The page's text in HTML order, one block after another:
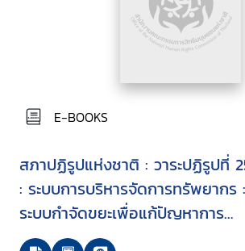
E-BOOKS
สภาปฏิรูปแห่งชาติ : วาระปฏิรูปที่
: ระบบการบริหารจัดการทรัพยากร :
ระบบกำจัดขยะเพื่อแก้ปัญหาการ
จัดการขยะมูลฝอยชุมชน